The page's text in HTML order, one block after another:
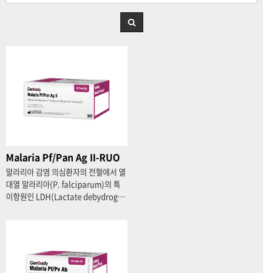
Malaria Pf/Pan Ag II-RUO
말라리아 감염 의심환자의 전혈에서 열
대열 말라리아(P. falciparum)의 특
이항원인 LDH(Lactate debydrog…